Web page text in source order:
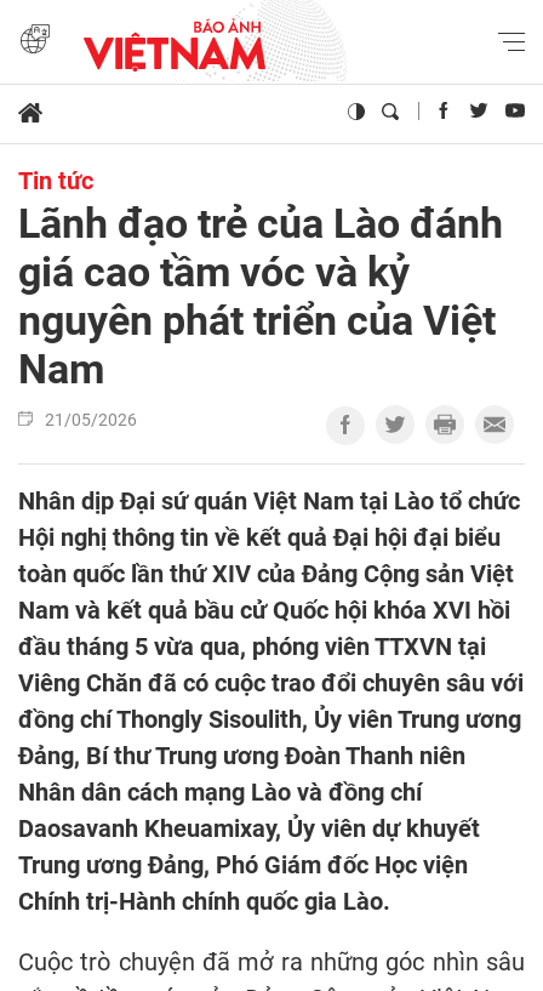
Tin tức
Lãnh đạo trẻ của Lào đánh
giá cao tầm vóc và kỷ
nguyên phát triển của Việt
Nam
21/05/2026
Nhân dịp Đại sứ quán Việt Nam tại Lào tổ chức
Hội nghị thông tin về kết quả Đại hội đại biểu
toàn quốc lần thứ XIV của Đảng Cộng sản Việt
Nam và kết quả bầu cử Quốc hội khóa XVI hồi
đầu tháng 5 vừa qua, phóng viên TTXVN tại
Viêng Chăn đã có cuộc trao đổi chuyên sâu với
đồng chí Thongly Sisoulith, Ủy viên Trung ương
Đảng, Bí thư Trung ương Đoàn Thanh niên
Nhân dân cách mạng Lào và đồng chí
Daosavanh Kheuamixay, Ủy viên dự khuyết
Trung ương Đảng, Phó Giám đốc Học viện
Chính trị-Hành chính quốc gia Lào.
Cuộc trò chuyện đã mở ra những góc nhìn sâu